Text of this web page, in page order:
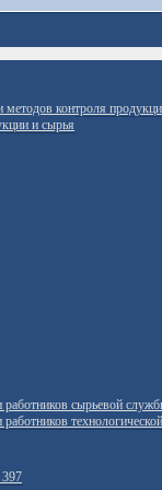
методов контроля
и сырья
сырьевой